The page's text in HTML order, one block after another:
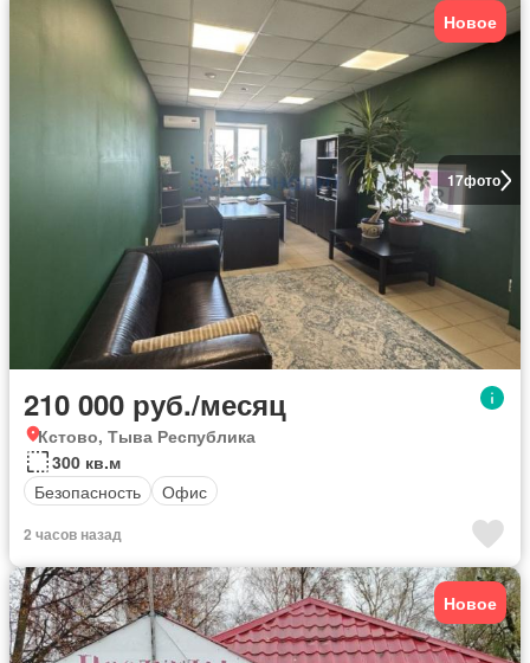
17фото
Новое
210 000 руб./месяц
Кстово, Тыва Республика
300 кв.м
Безопасность
Офис
2 часов назад
Новое